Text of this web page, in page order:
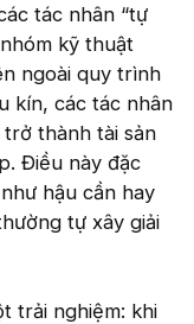
tác nhân “tự
kỹ thuật
ngoài quy trình
kín, các tác nhân
thành tài sản
Điều này đặc
hậu cần hay
tự xây giải
trải nghiệm: khi